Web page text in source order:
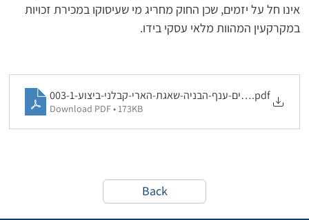
אינו חל על יזמים, שכן החוק מחריג מי שעיסוקו במכירת זכויות
במקרקעין המהוות מלאי עסקי בידו.
מתווה-הפיצויים-ענף-הבניה-שאגת-הארי-קבלני-ביצוע-003-1
.pdf
Download PDF • 173KB
Back